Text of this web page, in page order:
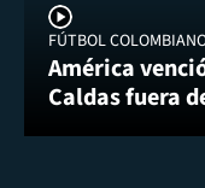
FÚTBOL
América
Caldas fuera